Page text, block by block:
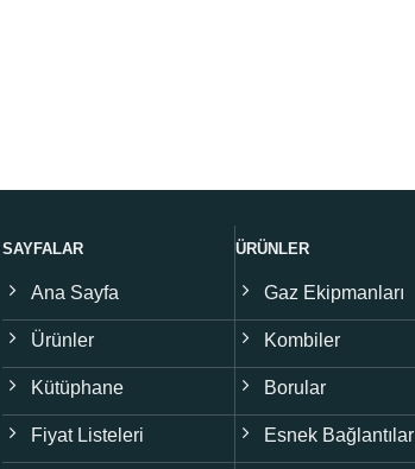
SAYFALAR
Ana Sayfa
Ürünler
Kütüphane
Fiyat Listeleri
ÜRÜNLER
Gaz Ekipmanları
Kombiler
Borular
Esnek Bağlantılar